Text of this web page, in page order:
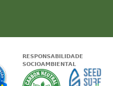
Google - Status do site no
Garantia de
RESPONSABILIDADE
SOCIOAMBIENTAL
A